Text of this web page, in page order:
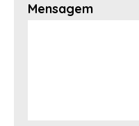
Mensagem